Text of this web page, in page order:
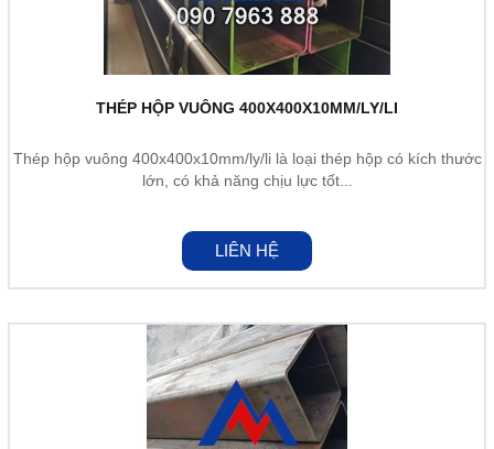
THÉP HỘP VUÔNG 400X400X10MM/LY/LI
Thép hộp vuông 400x400x10mm/ly/li là loại thép hộp có kích thước
lớn, có khả năng chịu lực tốt...
LIÊN HỆ